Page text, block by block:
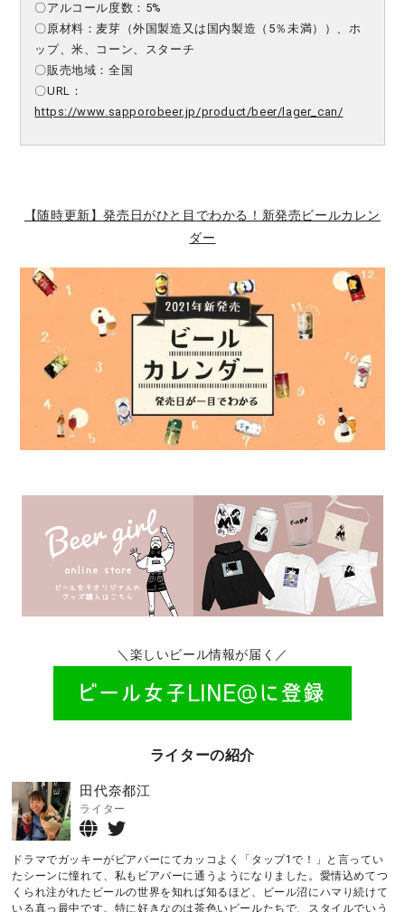
〇アルコール度数： 5%
〇原材料： 麦芽（外国製造又は国内製造（5％未満））、ホ
ップ、米、コーン、スターチ
〇販売地域： 全国
〇URL：
https://www.sapporobeer.jp/product/beer/lager_can/
【随時更新】発売日がひと目でわかる！新発売ビールカレン
ダー
＼楽しいビール情報が届く／
ライターの紹介
田代奈都江
ライター
ドラマでガッキーがビアバーにてカッコよく「タップ1で！」と言ってい
たシーンに憧れて、私もビアバーに通うようになりました。愛情込めてつ
くられ注がれたビールの世界を知れば知るほど、ビール沼にハマり続けて
いる真っ最中です。特に好きなのは茶色いビールたちで、スタイルでいう